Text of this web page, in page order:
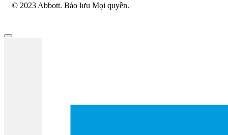
© 2023 Abbott. Bảo lưu Mọi quyền.